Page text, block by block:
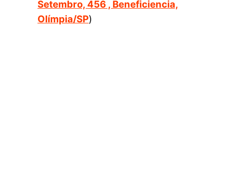
Setembro, 456 , Beneficiencia,
Olímpia/SP)